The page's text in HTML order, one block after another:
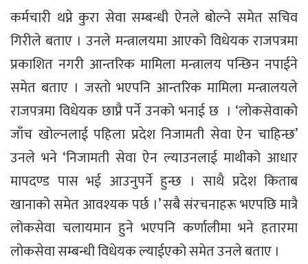
कर्मचारी थप्ने कुरा सेवा सम्बन्धी ऐनले बोल्ने समेत सचिव
गिरीले बताए । उनले मन्त्रालयमा आएको विधेयक राजपत्रमा
प्रकाशित नगरी आन्तरिक मामिला मन्त्रालय पन्छिन नपाईने
समेत बताए । जस्तो भएपनि आन्तरिक मामिला मन्त्रालयले
राजपत्रमा विधेयक छाप्नै पर्ने उनको भनाई छ । ‘लोकसेवाको
जाँच खोल्नलाई पहिला प्रदेश निजामती सेवा ऐन चाहिन्छ’
उनले भने ‘निजामती सेवा ऐन ल्याउनलाई माथीको आधार
मापदण्ड पास भई आउनुपर्ने हुन्छ । साथै प्रदेश किताब
खानाको समेत आवश्यक पर्छ ।’ सबै संरचनाहरू भएपछि मात्रै
लोकसेवा चलायमान हुने भएपनि कर्णालीमा भने हतारमा
लोकसेवा सम्बन्धी विधेयक ल्याईएको समेत उनले बताए ।